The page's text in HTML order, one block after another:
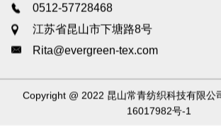
0512-57728468
江苏省昆山市下塘路8号
昆山常青纺织科技有限公司